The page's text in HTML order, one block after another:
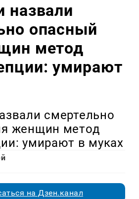
назвали
опасный
метод
умирают
смертельно
женщин метод
умирают в муках
на Дзен.канал